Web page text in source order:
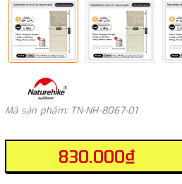
Mã sản phẩm: TN-NH-8067-01
830.000₫